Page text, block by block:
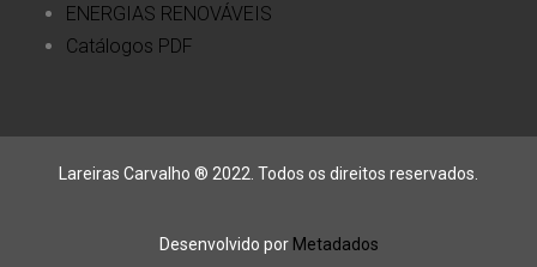
ENERGIAS RENOVÁVEIS
Catálogos PDF
Lareiras Carvalho ® 2022. Todos os direitos reservados.
Desenvolvido por Metadados